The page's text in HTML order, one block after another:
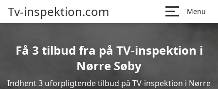
Tv-inspektion.com Menu
Få 3 tilbud fra på TV-inspektion i
Nørre Søby
Indhent 3 uforpligtende tilbud på TV-inspektion i Nørre